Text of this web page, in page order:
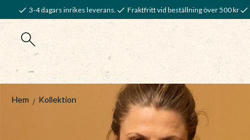
3-4 dagars inrikes leverans. Fraktfritt vid beställning över 500 kr
Hem Kollektion